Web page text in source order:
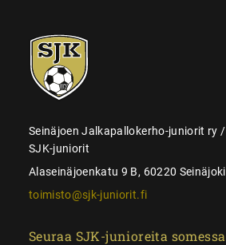
SJK-
juniorit
Seinäjoen Jalkapallokerho-juniorit ry /
SJK-juniorit
Alaseinäjoenkatu 9 B, 60220 Seinäjoki
toimisto@sjk-juniorit.fi
Seuraa SJK-junioreita somessa